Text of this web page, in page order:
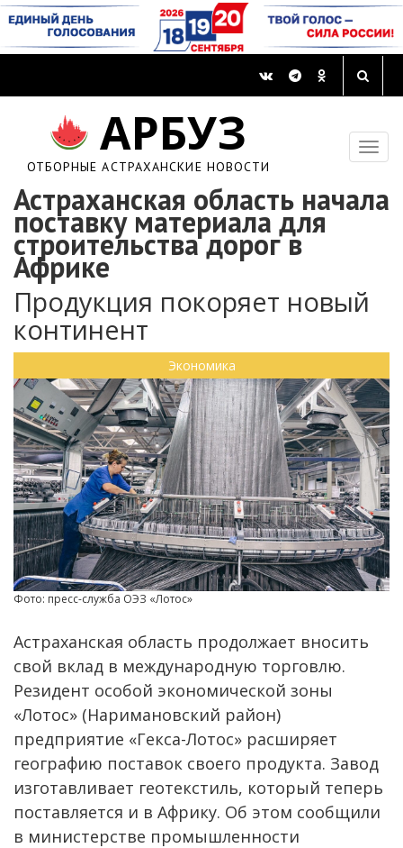
АРБУЗ
ОТБОРНЫЕ АСТРАХАНСКИЕ НОВОСТИ
Астраханская область начала
поставку материала для
строительства дорог в
Африке
Продукция покоряет новый
континент
Экономика
Фото: пресс-служба ОЭЗ «Лотос»
Астраханская область продолжает вносить
свой вклад в международную торговлю.
Резидент особой экономической зоны
«Лотос» (Наримановский район)
предприятие «Гекса-Лотос» расширяет
географию поставок своего продукта. Завод
изготавливает геотекстиль, который теперь
поставляется и в Африку. Об этом сообщили
в министерстве промышленности